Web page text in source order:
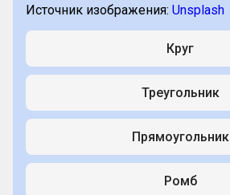
Источник изображения: Unsplash
Круг
Треугольник
Прямоугольник
Ромб